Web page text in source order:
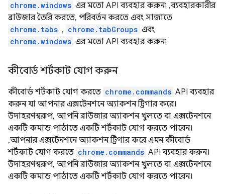
chrome.windows এর মতো API ব্যবহার করুন৷ ,ব্যবহারকারীর
ব্রাউজার তৈরি করতে, পরিবর্তন করতে এবং সাজাতে
chrome.tabs , chrome.tabGroups এবং
chrome.windows এর মতো API ব্যবহার করুন৷
কীবোর্ড শর্টকাট যোগ করুন
কীবোর্ড শর্টকাট যোগ করতে chrome.commands API ব্যবহার
করুন যা আপনার এক্সটেনশনে অ্যাকশন ট্রিগার করে।
উদাহরণস্বরূপ, আপনি ব্রাউজার অ্যাকশন খুলতে বা এক্সটেনশনে
একটি কমান্ড পাঠাতে একটি শর্টকাট যোগ করতে পারেন।
,আপনার এক্সটেনশনে অ্যাকশন ট্রিগার করে এমন কীবোর্ড
শর্টকাট যোগ করতে chrome.commands API ব্যবহার করুন।
উদাহরণস্বরূপ, আপনি ব্রাউজার অ্যাকশন খুলতে বা এক্সটেনশনে
একটি কমান্ড পাঠাতে একটি শর্টকাট যোগ করতে পারেন।